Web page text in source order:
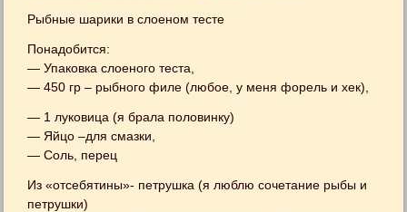
Рыбные шарики в слоеном тесте
Понадобится:
— Упаковка слоеного теста,
— 450 гр – рыбного филе (любое, у меня форель и хек),
— 1 луковица (я брала половинку)
— Яйцо –для смазки,
— Соль, перец
Из «отсебятины»- петрушка (я люблю сочетание рыбы и
петрушки)